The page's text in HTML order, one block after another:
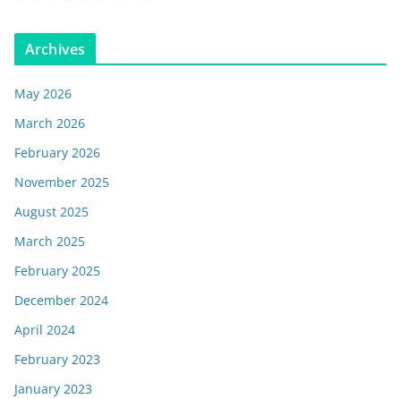
Archives
May 2026
March 2026
February 2026
November 2025
August 2025
March 2025
February 2025
December 2024
April 2024
February 2023
January 2023